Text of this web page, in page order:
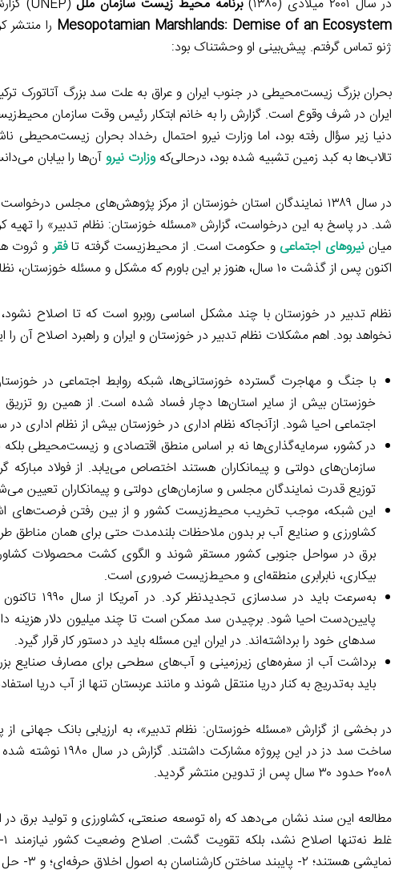
در سال ۲۰۰۱ میلادی (۱۳۸۰) برنامه محیط زیست سازمان ملل (UNEP) گزارشی تحت عنوان «تالاب‌های بین‌النهرین: اضمحلال یک اکوسیستم»
Mesopotamian Marshlands: Demise of an Ecosystem را منتشر
ژنو تماس گرفتم. پیش‌بینی او وحشتناک بود:
بحران بزرگ زیست‌محیطی در جنوب ایران و عراق به علت سد بزرگ آتاتورک
ایران در شرف وقوع است. گزارش را به خانم ابتکار رئیس وقت سازمان
دنیا زیر سؤال رفته بود، اما وزارت نیرو احتمال رخداد بحران
تالاب‌ها به کبد زمین تشبیه شده بود، درحالی‌که وزارت نیروآن‌ها را بیابان
در سال ۱۳۸۹ نمایندگان استان خوزستان از مرکز پژوهش‌های مجلس
شد. در پاسخ به این درخواست، گزارش «مسئله خوزستان: نظام تدبیر» را تهیه
میان نیروهای اجتماعی و حکومت است. از محیط‌زیست گرفته تافقر و ثروت
اکنون پس از گذشت ۱۰ سال، هنوز بر این باورم که مشکل و مسئله خوزستان، نظام تدبیر در سطح استان و در سطح کشور است.
نظام تدبیر در خوزستان با چند مشکل اساسی روبرو است که تا اصلاح نشود،
نخواهد بود. اهم مشکلات نظام تدبیر در خوزستان و ایران و راهبرد اصلاح آن را
با جنگ و مهاجرت گسترده خوزستانی‌ها، شبکه روابط اجتماعی در
خوزستان بیش از سایر استان‌ها دچار فساد شده است. از همین رو
اجتماعی احیا شود. ازآنجاکه نظام اداری در خوزستان بیش از نظام اداری
در کشور، سرمایه‌گذاری‌ها نه بر اساس منطق اقتصادی و زیست‌محیطی
سازمان‌های دولتی و پیمانکاران هستند اختصاص می‌یابد. از فولاد مبارکه
توزیع قدرت نمایندگان مجلس و سازمان‌های دولتی و پیمانکاران تعیین
این شبکه، موجب تخریب محیط‌زیست کشور و از بین رفتن فرصت‌های
کشاورزی و صنایع آب بر بدون ملاحظات بلندمدت حتی برای همان مناطق
برق در سواحل جنوبی کشور مستقر شوند و الگوی کشت محصولات
بیکاری، نابرابری منطقه‌ای و محیط‌زیست ضروری است.
پایین‌دست احیا شود. برچیدن سد ممکن است تا چند میلیون دلار هزینه
سدهای خود را برداشته‌اند. در ایران این مسئله باید در دستور کار قرار گیرد.
برداشت آب از سفره‌های زیرزمینی و آب‌های سطحی برای مصارف صنایع
باید به‌تدریج به کنار دریا منتقل شوند و مانند عربستان تنها از آب دریا
در بخشی از گزارش «مسئله خوزستان: نظام تدبیر»، به ارزیابی بانک جهانی
ساخت سد دز در این
۲۰۰۸ حدود ۳۰ سال پس از تدوین منتشر گردید.
مطالعه این سند نشان می‌دهد که راه توسعه صنعتی، کشاورزی و تولید برق
نمایشی هستند؛ ۲- پایبند ساختن کارشناسان به اصول اخلاق حرفه‌ای؛ و ۳- حل منازعه در درون سازمان‌های دولتی و نخبگان اداری و سیاسی است.